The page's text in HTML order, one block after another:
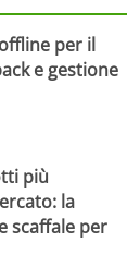
per il
e gestione
più
la
scaffale per